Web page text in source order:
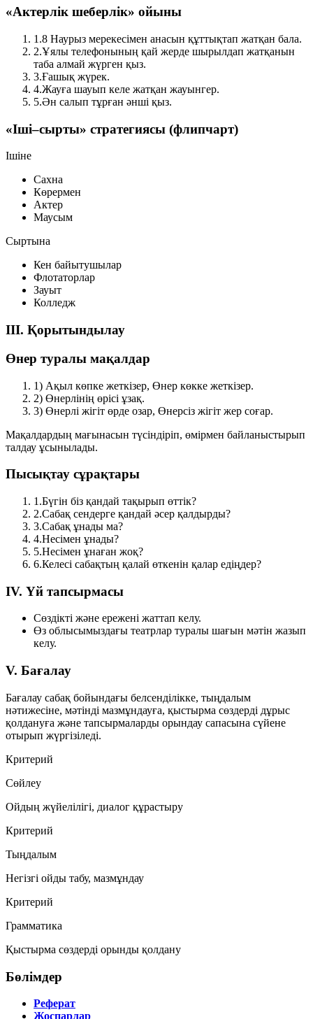
«Актерлік шеберлік» ойыны
1.8 Наурыз мерекесімен анасын құттықтап жатқан бала.
2.Ұялы телефонының қай жерде шырылдап жатқанын
таба алмай жүрген қыз.
3.Ғашық жүрек.
4.Жауға шауып келе жатқан жауынгер.
5.Ән салып тұрған әнші қыз.
«Іші–сырты» стратегиясы (флипчарт)
Ішіне
Сахна
Көрермен
Актер
Маусым
Сыртына
Кен байытушылар
Флотаторлар
Зауыт
Колледж
III. Қорытындылау
Өнер туралы мақалдар
1) Ақыл көпке жеткізер, Өнер көкке жеткізер.
2) Өнерлінің өрісі ұзақ.
3) Өнерлі жігіт өрде озар, Өнерсіз жігіт жер соғар.
Мақалдардың мағынасын түсіндіріп, өмірмен байланыстырып
талдау ұсынылады.
Пысықтау сұрақтары
1.Бүгін біз қандай тақырып өттік?
2.Сабақ сендерге қандай әсер қалдырды?
3.Сабақ ұнады ма?
4.Несімен ұнады?
5.Несімен ұнаған жоқ?
6.Келесі сабақтың қалай өткенін қалар едіңдер?
IV. Үй тапсырмасы
Сөздікті және ережені жаттап келу.
Өз облысымыздағы театрлар туралы шағын мәтін жазып
келу.
V. Бағалау
Бағалау сабақ бойындағы белсенділікке, тыңдалым
нәтижесіне, мәтінді мазмұндауға, қыстырма сөздерді дұрыс
қолдануға және тапсырмаларды орындау сапасына сүйене
отырып жүргізіледі.
Критерий
Сөйлеу
Ойдың жүйелілігі, диалог құрастыру
Критерий
Тыңдалым
Негізгі ойды табу, мазмұндау
Критерий
Грамматика
Қыстырма сөздерді орынды қолдану
Бөлімдер
Реферат
Жоспарлар